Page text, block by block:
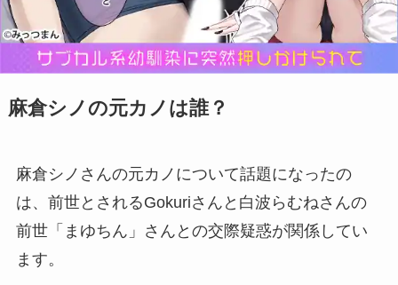
麻倉シノの元カノは誰？
麻倉シノさんの元カノについて話題になったの
は、前世とされるGokuriさんと白波らむねさんの
前世「まゆちん」さんとの交際疑惑が関係してい
ます。